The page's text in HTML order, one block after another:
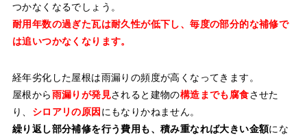
つかなくなるでしょう。
耐用年数の過ぎた瓦は耐久性が低下し、毎度の部分的な補修で
は追いつかなくなります。
経年劣化した屋根は雨漏りの頻度が高くなってきます。
屋根から雨漏りが発見されると建物の構造までも腐食させた
り、 シロアリの原因 にもなりかねません。
繰り返し部分補修を行う費用も、積み重なれば大きい金額にな